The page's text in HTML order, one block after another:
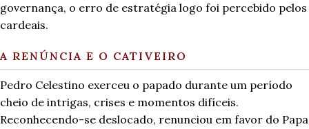
governança, o erro de estratégia logo foi percebido pelos
cardeais.
A RENÚNCIA E O CATIVEIRO
Pedro Celestino exerceu o papado durante um período
cheio de intrigas, crises e momentos difíceis.
Reconhecendo-se deslocado, renunciou em favor do Papa